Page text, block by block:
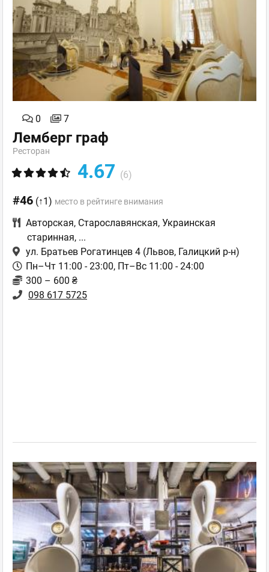
0 7
Лемберг граф
Ресторан
4.67 (6)
#46 (↑1) место в рейтинге внимания
Авторская, Старославянская, Украинская
старинная, ...
ул. Братьев Рогатинцев 4 (Львов, Галицкий р-н)
Пн–Чт 11:00 - 23:00, Пт–Вс 11:00 - 24:00
300 – 600 ₴
098 617 5725